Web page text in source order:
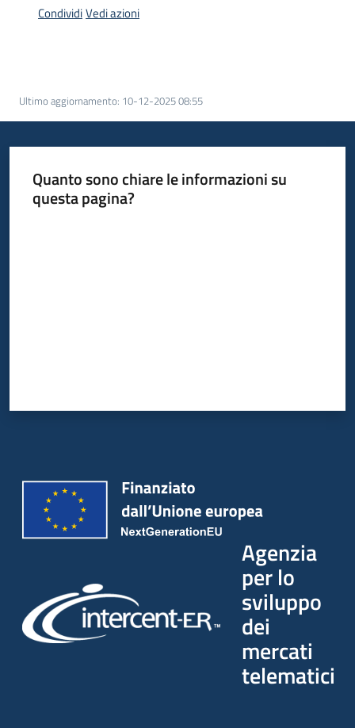
telematiche
CondividiVedi azioni
Ultimo aggiornamento: 10-12-2025 08:55
Quanto sono chiare le informazioni su
questa pagina?
Agenzia
per lo
sviluppo
dei
mercati
telematici